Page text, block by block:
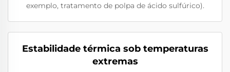
exemplo, tratamento de polpa de ácido sulfúrico).
Estabilidade térmica sob temperaturas
extremas